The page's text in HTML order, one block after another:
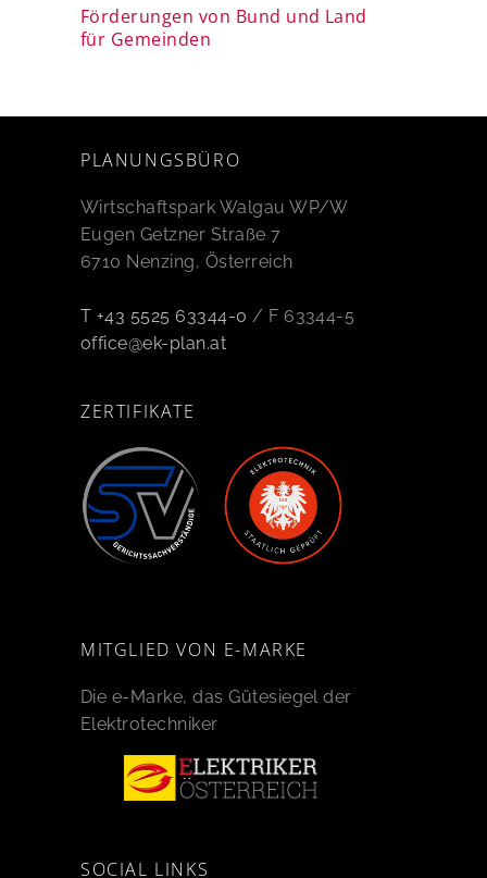
Förderungen von Bund und Land
für Gemeinden
PLANUNGSBÜRO
Wirtschaftspark Walgau WP/W
Eugen Getzner Straße 7
6710 Nenzing, Österreich
T +43 5525 63344-0 / F 63344-5
office@ek-plan.at
ZERTIFIKATE
MITGLIED VON E-MARKE
Die e-Marke, das Gütesiegel der
Elektrotechniker
SOCIAL LINKS